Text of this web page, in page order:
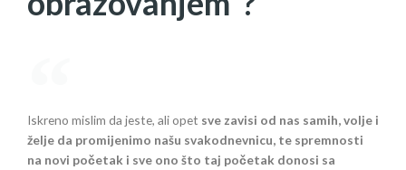
Iskreno mislim da jeste, ali opet sve zavisi od nas samih, volje i
želje da promijenimo našu svakodnevnicu, te spremnosti
na novi početak i sve ono što taj početak donosi sa